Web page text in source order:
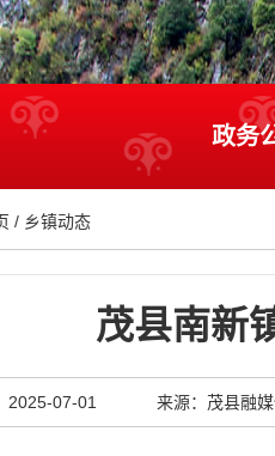
政务
/ 乡镇动态
茂县南新
2025-07-01 来源：茂县融